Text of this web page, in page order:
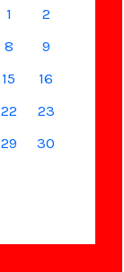
1
2
8
9
15
16
22
23
29 30